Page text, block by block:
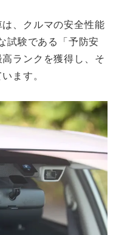
、クルマの安全性能
試験である「予防安
ランクを獲得し、そ
ます。